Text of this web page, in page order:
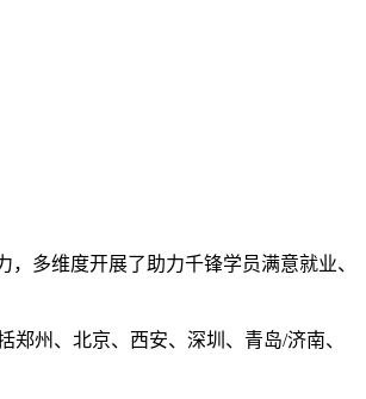
多维度开展了助力千锋学员满意就业、
州、北京、西安、深圳、青岛/济南、